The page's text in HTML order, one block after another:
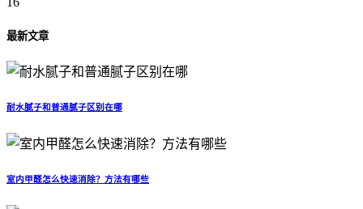
最新文章
耐水腻子和普通腻子区别在哪
室内甲醛怎么快速消除？方法有哪些